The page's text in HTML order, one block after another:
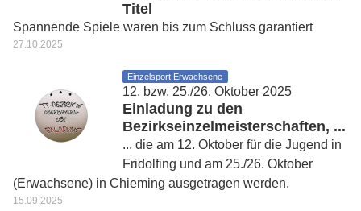
Titel
Spannende Spiele waren bis zum Schluss garantiert
27.10.2025
Einzelsport Erwachsene
12. bzw. 25./26. Oktober 2025
Einladung zu den
Bezirkseinzelmeisterschaften, ...
... die am 12. Oktober für die Jugend in
Fridolfing und am 25./26. Oktober
(Erwachsene) in Chieming ausgetragen werden.
15.09.2025